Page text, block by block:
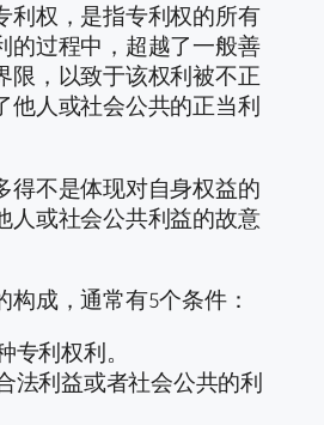
利权，是指专利权的所有
的过程中，超越了一般善
限，以致于该权利被不正
他人或社会公共的正当利
得不是体现对自身权益的
人或社会公共利益的故意
构成，通常有5个条件：
专利权利。
法利益或者社会公共的利